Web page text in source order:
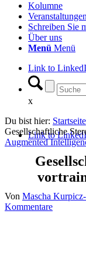
Link to
Kolumne
Veranstaltungen
Schreiben Sie
Über uns
Menü Menü
Link to
x
Du bist hier: Startseite
Gesellschaftliche
Augmented
Von Mascha
Kommentare